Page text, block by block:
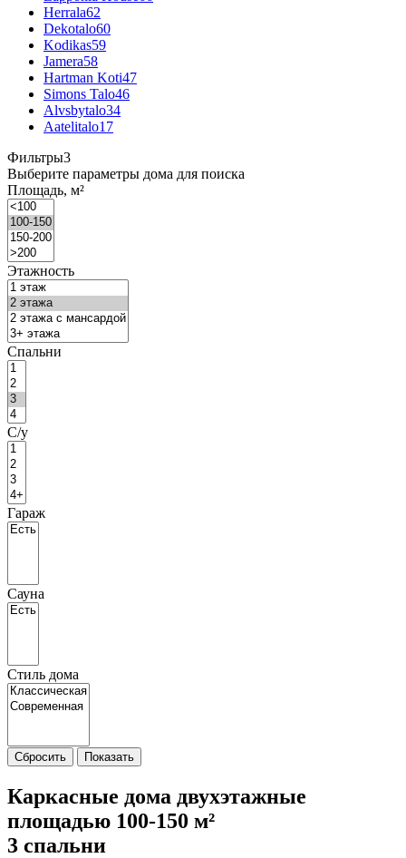
Herrala62
Dekotalo60
Kodikas59
Jamera58
Hartman Koti47
Simons Talo46
Alvsbytalo34
Aatelitalo17
Фильтры3
Выберите параметры дома для поиска
Площадь, м²
Этажность
Спальни
С/у
Гараж
Сауна
Стиль дома
Сбросить Показать
Каркасные дома двухэтажные
площадью 100-150 м²
3 спальни